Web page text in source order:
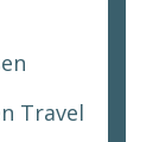
Travel